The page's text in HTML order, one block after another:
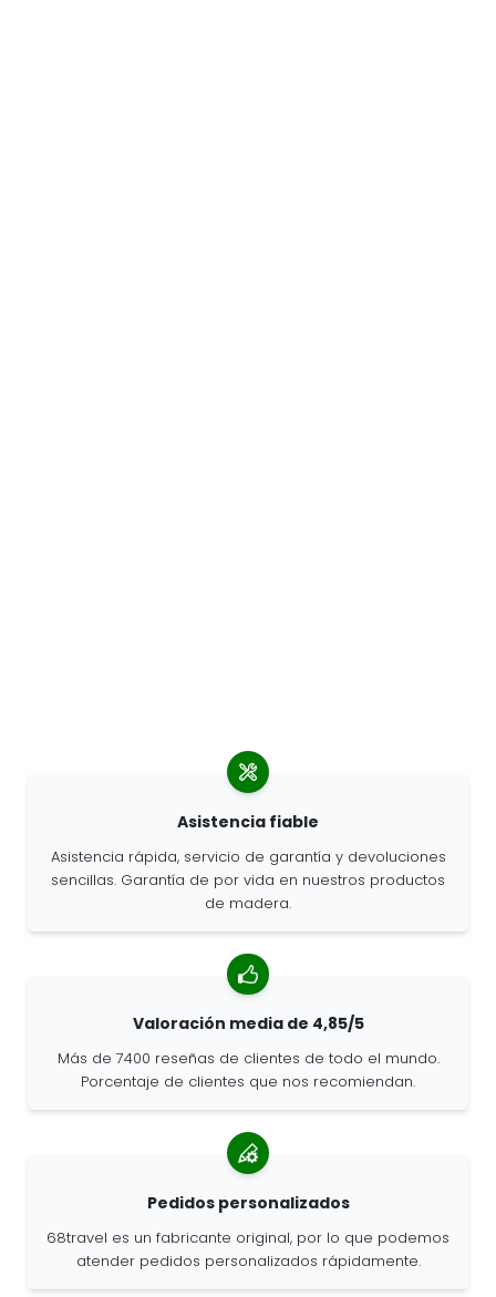
Asistencia fiable
Asistencia rápida, servicio de garantía y devoluciones
sencillas. Garantía de por vida en nuestros productos
de madera.
Valoración media de 4,85/5
Más de 7400 reseñas de clientes de todo el mundo.
Porcentaje de clientes que nos recomiendan.
Pedidos personalizados
68travel es un fabricante original, por lo que podemos
atender pedidos personalizados rápidamente.